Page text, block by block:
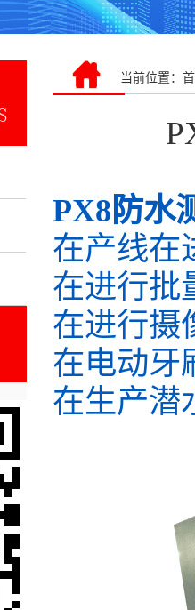
当前位置：
PX8防水
在产线在
在进行批
在进行摄
在电动牙
在生产潜